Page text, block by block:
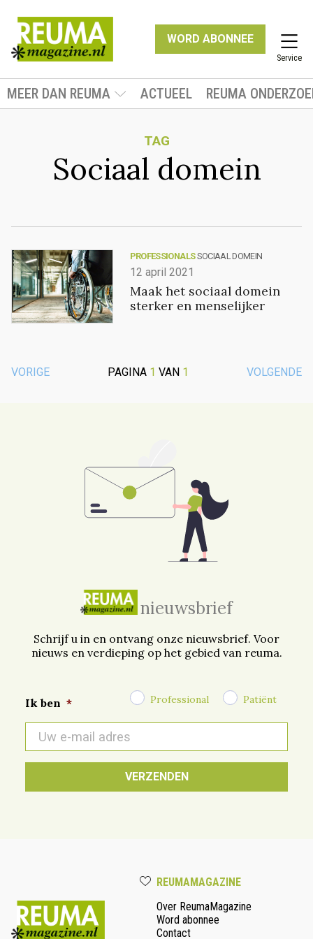
WORD ABONNEE
Service
MEER DAN REUMA ACTUEEL REUMA
TAG
Sociaal domein
PROFESSIONALS SOCIAAL DOMEIN
12 april 2021
Maak het sociaal domein
sterker en menselijker
VORIGE PAGINA 1 VAN 1 VOLGENDE
nieuwsbrief
Schrijf u in en ontvang onze nieuwsbrief. Voor
nieuws en verdieping op het gebied van reuma.
Ik ben * Professional Patiënt
mail
*
REUMAMAGAZINE
Over ReumaMagazine
Word abonnee
Contact